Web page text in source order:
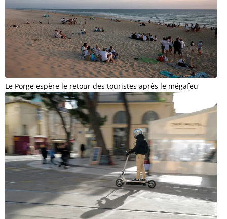
Le Porge espère le retour des touristes après le mégafeu